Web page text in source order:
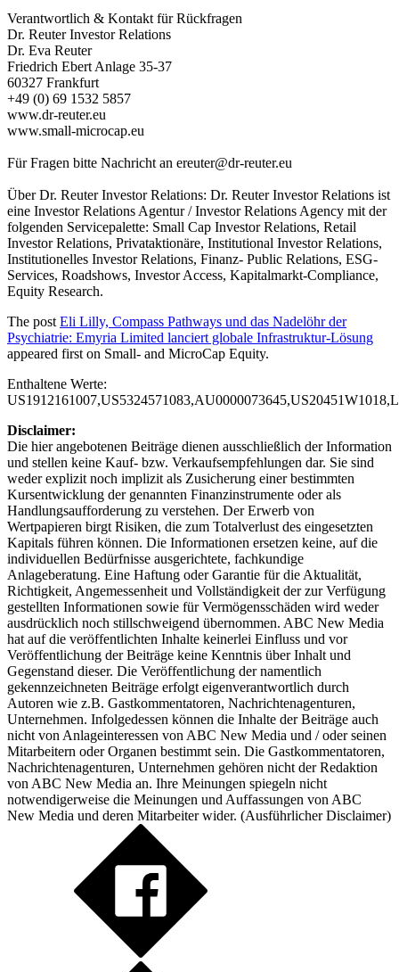
Verantwortlich & Kontakt für Rückfragen
Dr. Reuter Investor Relations
Dr. Eva Reuter
Friedrich Ebert Anlage 35-37
60327 Frankfurt
+49 (0) 69 1532 5857
www.dr-reuter.eu
www.small-microcap.eu
Für Fragen bitte Nachricht an ereuter@dr-reuter.eu
Über Dr. Reuter Investor Relations: Dr. Reuter Investor Relations ist
eine Investor Relations Agentur / Investor Relations Agency mit der
folgenden Servicepalette: Small Cap Investor Relations, Retail
Investor Relations, Privataktionäre, Institutional Investor Relations,
Institutionelles Investor Relations, Finanz- Public Relations, ESG-
Services, Roadshows, Investor Access, Kapitalmarkt-Compliance,
Equity Research.
The post Eli Lilly, Compass Pathways und das Nadelöhr der
Psychiatrie: Emyria Limited lanciert globale Infrastruktur-Lösung
appeared first on Small- and MicroCap Equity.
Enthaltene Werte:
Disclaimer:
Die hier angebotenen Beiträge dienen ausschließlich der Information
und stellen keine Kauf- bzw. Verkaufsempfehlungen dar. Sie sind
weder explizit noch implizit als Zusicherung einer bestimmten
Kursentwicklung der genannten Finanzinstrumente oder als
Handlungsaufforderung zu verstehen. Der Erwerb von
Wertpapieren birgt Risiken, die zum Totalverlust des eingesetzten
Kapitals führen können. Die Informationen ersetzen keine, auf die
individuellen Bedürfnisse ausgerichtete, fachkundige
Anlageberatung. Eine Haftung oder Garantie für die Aktualität,
Richtigkeit, Angemessenheit und Vollständigkeit der zur Verfügung
gestellten Informationen sowie für Vermögensschäden wird weder
ausdrücklich noch stillschweigend übernommen. ABC New Media
hat auf die veröffentlichten Inhalte keinerlei Einfluss und vor
Veröffentlichung der Beiträge keine Kenntnis über Inhalt und
Gegenstand dieser. Die Veröffentlichung der namentlich
gekennzeichneten Beiträge erfolgt eigenverantwortlich durch
Autoren wie z.B. Gastkommentatoren, Nachrichtenagenturen,
Unternehmen. Infolgedessen können die Inhalte der Beiträge auch
nicht von Anlageinteressen von ABC New Media und / oder seinen
Mitarbeitern oder Organen bestimmt sein. Die Gastkommentatoren,
Nachrichtenagenturen, Unternehmen gehören nicht der Redaktion
von ABC New Media an. Ihre Meinungen spiegeln nicht
notwendigerweise die Meinungen und Auffassungen von ABC
New Media und deren Mitarbeiter wider. (Ausführlicher Disclaimer)